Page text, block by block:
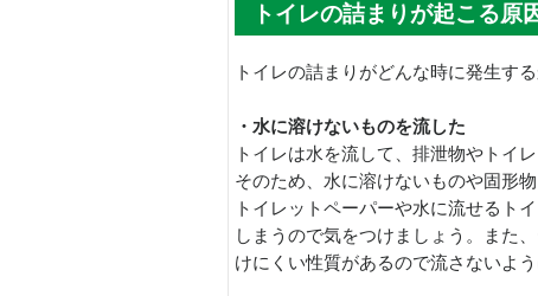
トイレの詰まりが起こる原
トイレの詰まりがどんな時に発生す
・水に溶けないものを流した
トイレは水を流して、排泄物やトイ
そのため、水に溶けないものや固形
トイレットペーパーや水に流せるト
しまうので気をつけましょう。また
けにくい性質があるので流さないよう